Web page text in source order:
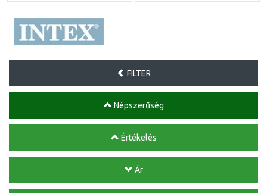
FILTER
Népszerűség
Értékelés
Ár